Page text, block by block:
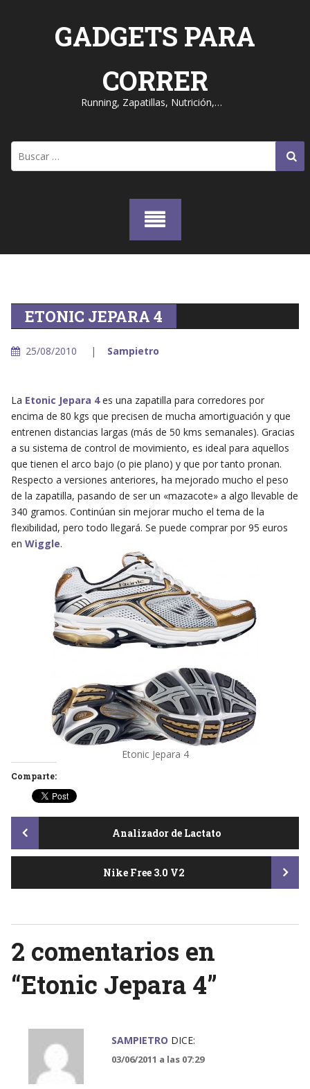
GADGETS PARA
CORRER
Running, Zapatillas, Nutrición,…
ETONIC JEPARA 4
25/08/2010 Sampietro
La Etonic Jepara 4es una zapatilla para corredores por
encima de 80 kgs que precisen de mucha amortiguación y que
entrenen distancias largas (más de 50 kms semanales). Gracias
a su sistema de control de movimiento, es ideal para aquellos
que tienen el arco bajo (o pie plano) y que por tanto pronan.
Respecto a versiones anteriores, ha mejorado mucho el peso
de la zapatilla, pasando de ser un «mazacote» a algo llevable de
340 gramos. Continúan sin mejorar mucho el tema de la
flexibilidad, pero todo llegará. Se puede comprar por 95 euros
en Wiggle.
Etonic Jepara 4
Comparte:
Post
navigation
Analizador de Lactato
Nike Free 3.0 V2
2 comentarios en
“Etonic Jepara 4”
SAMPIETRO DICE:
03/06/2011 a las 07:29